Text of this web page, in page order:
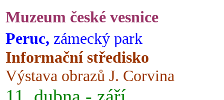
Muzeum české vesnice
Peruc, zámecký park
Informační středisko
Výstava obrazů J. Corvina